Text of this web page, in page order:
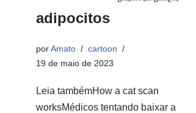
adipocitos
porAmato
cartoon
19 de maio de 2023
Leia tambémHow a cat scan
worksMédicos tentando baixar a